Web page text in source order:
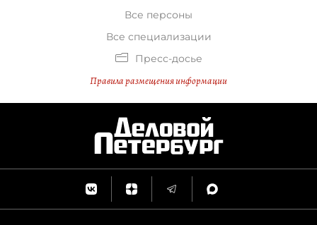
Все персоны
Все специализации
Пресс-досье
Правила размещения информации